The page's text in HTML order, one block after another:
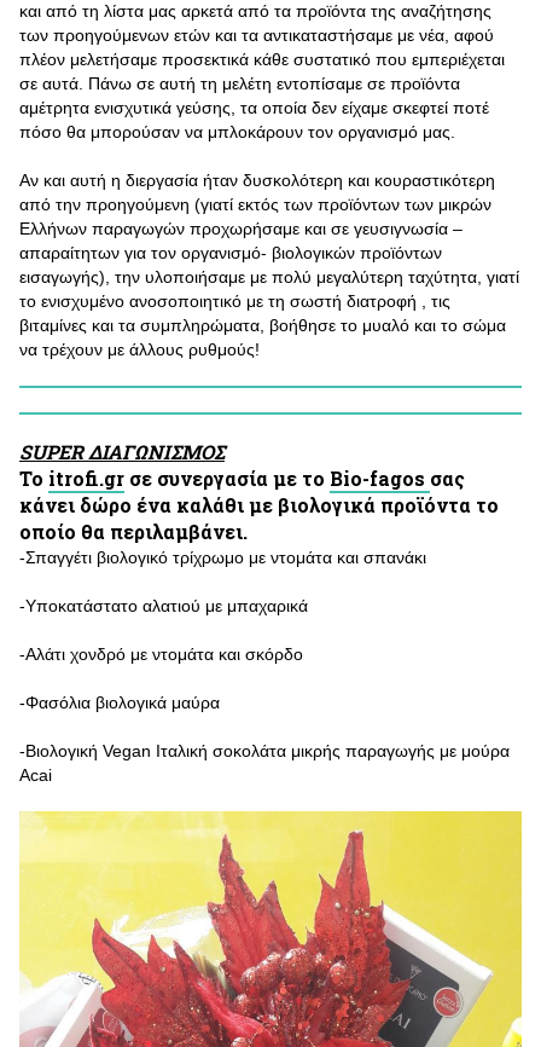
και από τη λίστα μας αρκετά από τα προϊόντα της αναζήτησης
των προηγούμενων ετών και τα αντικαταστήσαμε με νέα, αφού
πλέον μελετήσαμε προσεκτικά κάθε συστατικό που εμπεριέχεται
σε αυτά. Πάνω σε αυτή τη μελέτη εντοπίσαμε σε προϊόντα
αμέτρητα ενισχυτικά γεύσης, τα οποία δεν είχαμε σκεφτεί ποτέ
πόσο θα μπορούσαν να μπλοκάρουν τον οργανισμό μας.
Αν και αυτή η διεργασία ήταν δυσκολότερη και κουραστικότερη
από την προηγούμενη (γιατί εκτός των προϊόντων των μικρών
Ελλήνων παραγωγών προχωρήσαμε και σε γευσιγνωσία –
απαραίτητων για τον οργανισμό- βιολογικών προϊόντων
εισαγωγής), την υλοποιήσαμε με πολύ μεγαλύτερη ταχύτητα, γιατί
το ενισχυμένο ανοσοποιητικό με τη σωστή διατροφή , τις
βιταμίνες και τα συμπληρώματα, βοήθησε το μυαλό και το σώμα
να τρέχουν με άλλους ρυθμούς!
SUPER ΔΙΑΓΩΝΙΣΜΟΣ
Το itrofi.gr σε συνεργασία με το Bio-fagos σας
κάνει δώρο ένα καλάθι με βιολογικά προϊόντα το
οποίο θα περιλαμβάνει.
-Σπαγγέτι βιολογικό τρίχρωμο με ντομάτα και σπανάκι
-Υποκατάστατο αλατιού με μπαχαρικά
-Αλάτι χονδρό με ντομάτα και σκόρδο
-Φασόλια βιολογικά μαύρα
-Βιολογική Vegan Ιταλική σοκολάτα μικρής παραγωγής με μούρα
Αcai